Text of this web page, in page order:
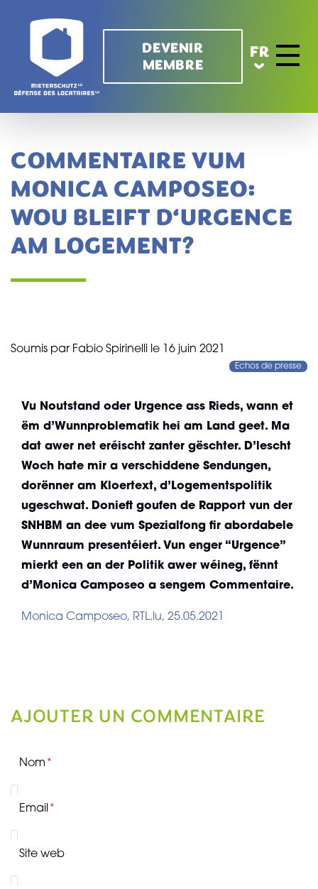
DEVENIR
MEMBRE
FR
Toggle
COMMENTAIRE VUM
MONICA CAMPOSEO:
WOU BLEIFT D‘URGENCE
AM LOGEMENT?
Soumis par Fabio Spirinelli le 16 juin 2021
Echos de presse
Vu Noutstand oder Urgence ass Rieds, wann et
ëm d’Wunnproblematik hei am Land geet. Ma
dat awer net eréischt zanter gëschter. D’lescht
Woch hate mir a verschiddene Sendungen,
dorënner am Kloertext, d’Logementspolitik
ugeschwat. Donieft goufen de Rapport vun der
SNHBM an dee vum Spezialfong fir abordabele
Wunnraum presentéiert. Vun enger “Urgence”
mierkt een an der Politik awer wéineg, fënnt
d’Monica Camposeo a sengem Commentaire.
Monica Camposeo, RTL.lu, 25.05.2021
AJOUTER UN COMMENTAIRE
Nom
Email
Site web